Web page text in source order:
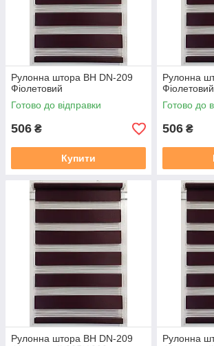
розсилаються після 20,00 повідомленням
немає Вайбера, то звичайним СМС!!!
В даному розділі вказана ціна на рулонні
системі (Делайт 19), ширина штори вказана
готовий замовлення входить повний
алюмінієвої круглої планкою), саморізи, для
системи Делайт 19 фіксація на волосіні.
прикручується до вікна за допомогою
комплекті є.
Заміряти потрібно скло плюс штапик з двох
штапик входить в раму є стик, ось від
боку, до такого ж стику з іншого боку, це і
тканині який вказаний на сайті.
https://mir-
kak-pravilno-zameryat-rulonnye-shtory.html
Як самому встановити штори дивіться за
https://mir-shtor.org/a238919-montazh-
Рулонна штора ВН DN-209
Фіолетовий
Готово до відправки
506 ₴
Купити
Рулонна
Готово до
506 ₴
Рулонна штора ВН DN-209
Рулонна